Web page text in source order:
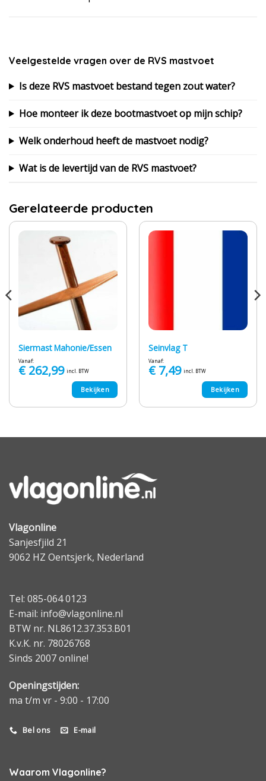
Veelgestelde vragen over de RVS mastvoet
Is deze RVS mastvoet bestand tegen zout water?
Hoe monteer ik deze bootmastvoet op mijn schip?
Welk onderhoud heeft de mastvoet nodig?
Wat is de levertijd van de RVS mastvoet?
Gerelateerde producten
Siermast Mahonie/Essen
Vanaf:
€262,99 incl. BTW
Bekijken
Seinvlag T
Vanaf:
€7,49 incl. BTW
Bekijken
Vlagonline
Sanjesfjild 21
9062 HZ Oentsjerk, Nederland
Tel: 085-064 0123
E-mail: info@vlagonline.nl
BTW nr. NL8612.37.353.B01
K.v.K. nr. 78026768
Sinds 2007 online!
Openingstijden:
ma t/m vr - 9:00 - 17:00
Bel ons E-mail
Waarom Vlagonline?